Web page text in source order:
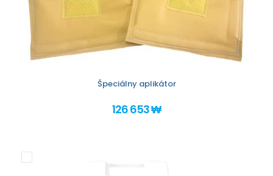
Špeciálny aplikátor
126 653 ₩